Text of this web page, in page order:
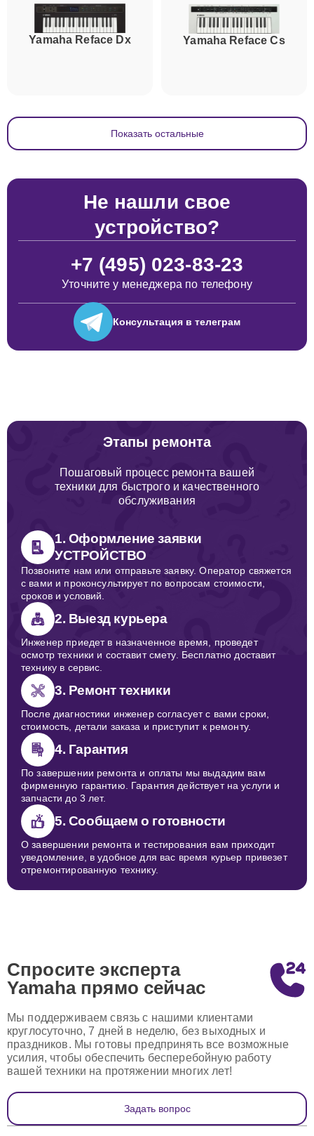
Yamaha Reface Dx Yamaha Reface Cs
Показать остальные
Не нашли свое
устройство?
+7 (495) 023-83-23
Уточните у менеджера по телефону
Консультация в телеграм
Этапы ремонта
Пошаговый процесс ремонта вашей
техники для быстрого и качественного
обслуживания
1. Оформление заявки
УСТРОЙСТВО
Позвоните нам или отправьте заявку. Оператор свяжется
с вами и проконсультирует по вопросам стоимости,
сроков и условий.
2. Выезд курьера
Инженер приедет в назначенное время, проведет
осмотр техники и составит смету. Бесплатно доставит
технику в сервис.
3. Ремонт техники
После диагностики инженер согласует с вами сроки,
стоимость, детали заказа и приступит к ремонту.
4. Гарантия
По завершении ремонта и оплаты мы выдадим вам
фирменную гарантию. Гарантия действует на услуги и
запчасти до 3 лет.
5. Сообщаем о готовности
О завершении ремонта и тестирования вам приходит
уведомление, в удобное для вас время курьер привезет
отремонтированную технику.
Спросите эксперта
Yamaha прямо сейчас
Мы поддерживаем связь с нашими клиентами
круглосуточно, 7 дней в неделю, без выходных и
праздников. Мы готовы предпринять все возможные
усилия, чтобы обеспечить бесперебойную работу
вашей техники на протяжении многих лет!
Задать вопрос